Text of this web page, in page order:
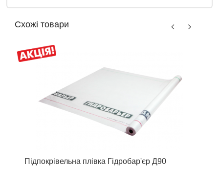
Схожі товари
Підпокрівельна плівка Гідробар'єр Д90